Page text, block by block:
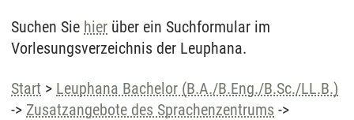
Suchen Sie hier über ein Suchformular im
Vorlesungsverzeichnis der Leuphana.
Start > Leuphana Bachelor (B.A./B.Eng./B.Sc./LL.B.)
-> Zusatzangebote des Sprachenzentrums ->